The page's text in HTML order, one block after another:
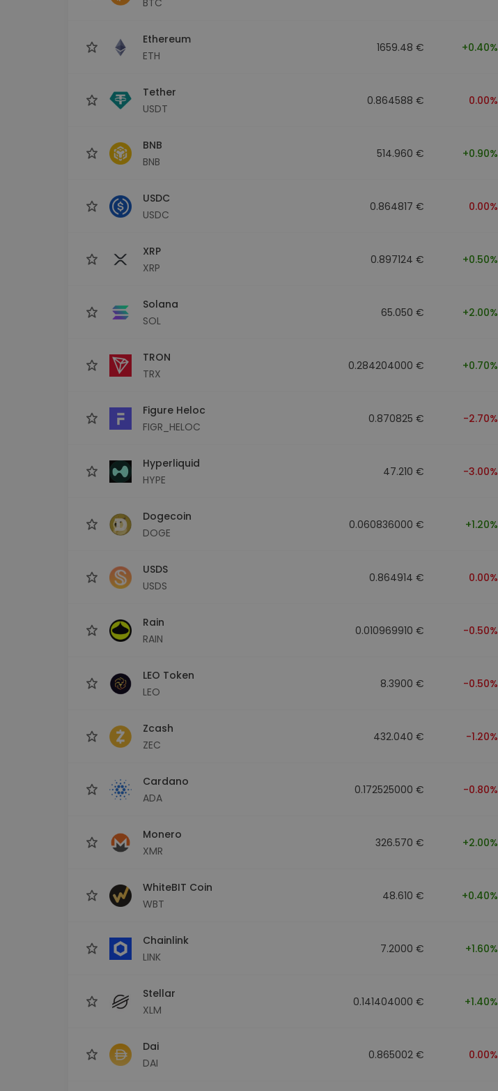
Ethereum
ETH
1659.48 € +0.40%
Tether
USDT
0.864588 € 0.00%
BNB
BNB
514.960 € +0.90%
USDC
USDC
0.864817 € 0.00%
XRP
XRP
0.897124 € +0.50%
Solana
SOL
65.050 € +2.00%
TRON
TRX
0.284204000 € +0.70%
Figure Heloc
FIGR_HELOC
0.870825 € -2.70%
Hyperliquid
HYPE
47.210 € -3.00%
Dogecoin
DOGE
0.060836000 € +1.20%
USDS
USDS
0.864914 € 0.00%
Rain
RAIN
0.010969910 € -0.50%
LEO Token
LEO
8.3900 € -0.50%
Zcash
ZEC
432.040 € -1.20%
Cardano
ADA
0.172525000 € -0.80%
Monero
XMR
326.570 € +2.00%
WhiteBIT Coin
WBT
48.610 € +0.40%
Chainlink
LINK
7.2000 € +1.60%
Stellar
XLM
0.141404000 € +1.40%
Dai
DAI
0.865002 € 0.00%